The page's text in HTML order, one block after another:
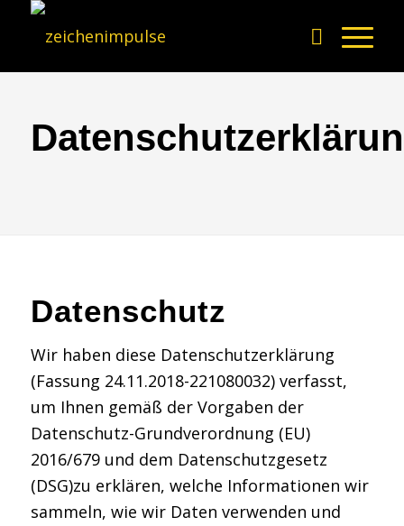
Datenschutz
Wir haben diese Datenschutzerklärung
(Fassung 24.11.2018-221080032) verfasst,
um Ihnen gemäß der Vorgaben der
Datenschutz-Grundverordnung (EU)
2016/679 und dem Datenschutzgesetz
(DSG)zu erklären, welche Informationen wir
sammeln, wie wir Daten verwenden und